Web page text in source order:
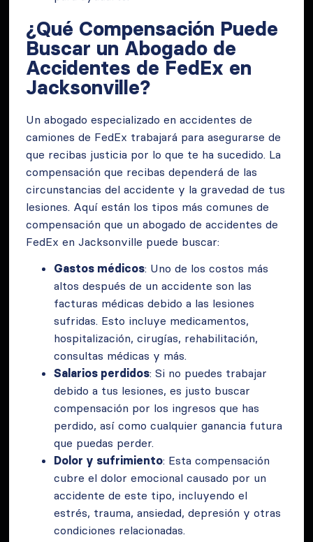
¿Qué Compensación Puede
Buscar un Abogado de
Accidentes de FedEx en
Jacksonville?
Un abogado especializado en accidentes de
camiones de FedEx trabajará para asegurarse de
que recibas justicia por lo que te ha sucedido. La
compensación que recibas dependerá de las
circunstancias del accidente y la gravedad de tus
lesiones. Aquí están los tipos más comunes de
compensación que un abogado de accidentes de
FedEx en Jacksonville puede buscar:
Gastos médicos: Uno de los costos más
altos después de un accidente son las
facturas médicas debido a las lesiones
sufridas. Esto incluye medicamentos,
hospitalización, cirugías, rehabilitación,
consultas médicas y más.
Salarios perdidos: Si no puedes trabajar
debido a tus lesiones, es justo buscar
compensación por los ingresos que has
perdido, así como cualquier ganancia futura
que puedas perder.
Dolor y sufrimiento: Esta compensación
cubre el dolor emocional causado por un
accidente de este tipo, incluyendo el
estrés, trauma, ansiedad, depresión y otras
condiciones relacionadas.